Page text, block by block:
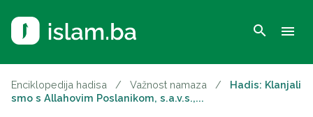
search menu
Enciklopedija hadisa / Važnost namaza /
Hadis: Klanjali
smo s Allahovim Poslanikom, s.a.v.s.,...